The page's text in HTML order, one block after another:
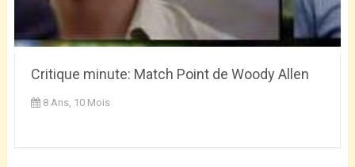
Critique minute: Match Point de Woody Allen
8 Ans, 10 Mois